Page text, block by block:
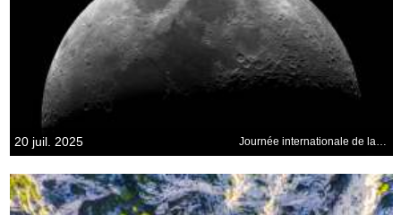
20 juil. 2025 Journée internationale de la Lune